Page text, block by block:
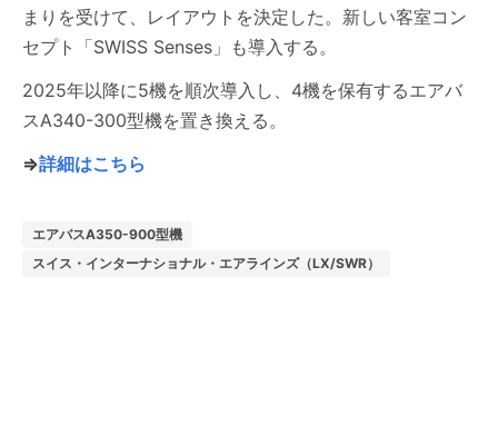
まりを受けて、レイアウトを決定した。新しい客室コン
セプト「SWISS Senses」も導入する。
2025年以降に5機を順次導入し、4機を保有するエアバ
スA340-300型機を置き換える。
⇒詳細はこちら
エアバスA350-900型機
スイス・インターナショナル・エアラインズ（LX/SWR）